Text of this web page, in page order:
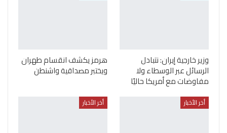
وزير خارجية إيران: نتبادل
الرسائل عبر الوسطاء ولا
مفاوضات مع أمريكا حاليًا
هرمز يكشف انقسام طهران
ويختبر مصداقية واشنطن
أخر الأخبار أخر الأخبار